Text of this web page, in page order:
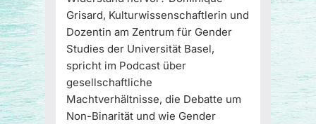
Grisard, Kulturwissenschaftlerin und
Dozentin am Zentrum für Gender
Studies der Universität Basel,
spricht im Podcast über
gesellschaftliche
Machtverhältnisse, die Debatte um
Non-Binarität und wie Gender